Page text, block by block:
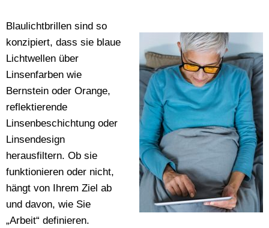
Blaulichtbrillen sind so
konzipiert, dass sie blaue
Lichtwellen über
Linsenfarben wie
Bernstein oder Orange,
reflektierende
Linsenbeschichtung oder
Linsendesign
herausfiltern. Ob sie
funktionieren oder nicht,
hängt von Ihrem Ziel ab
und davon, wie Sie
„Arbeit“ definieren.